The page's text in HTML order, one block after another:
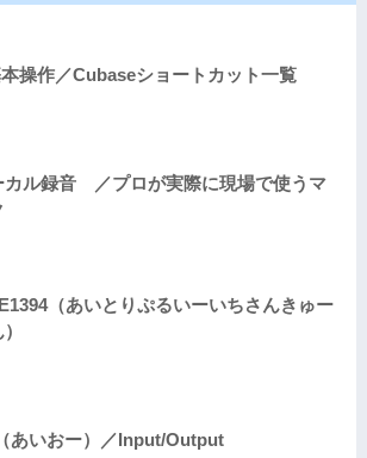
操作／Cubaseショートカット一覧
カル録音 ／プロが実際に現場で使うマ
（あいとりぷるいーいちさんきゅー
あいおー）／Input/Output